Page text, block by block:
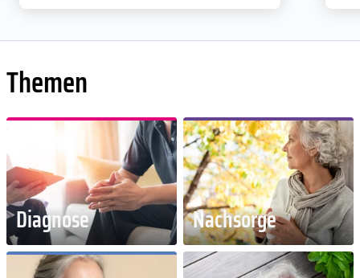
selbst langfristige Folgen. Worauf Sie
Themen
Diagnose Nachsorge